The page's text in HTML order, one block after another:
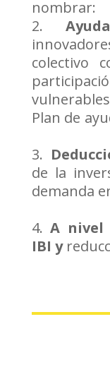
colectivo
Plan de
de la
demanda
A nivel
IBI y